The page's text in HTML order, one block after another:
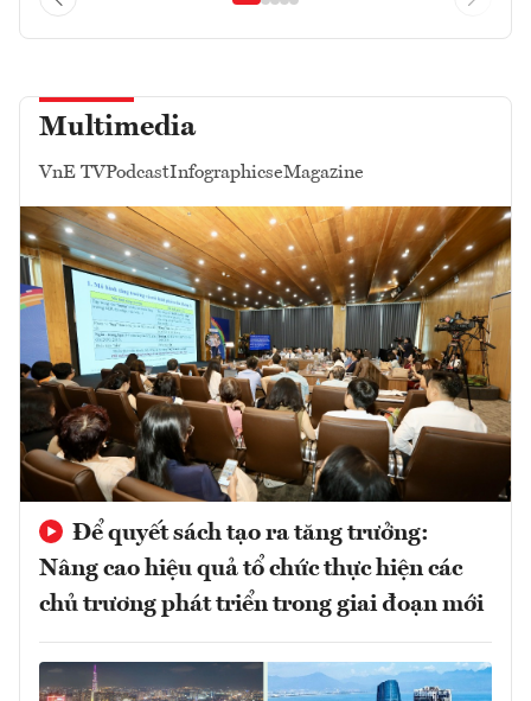
Multimedia
VnE TVPodcastInfographicseMagazine
Để quyết sách tạo ra tăng trưởng:
Nâng cao hiệu quả tổ chức thực hiện các
chủ trương phát triển trong giai đoạn mới